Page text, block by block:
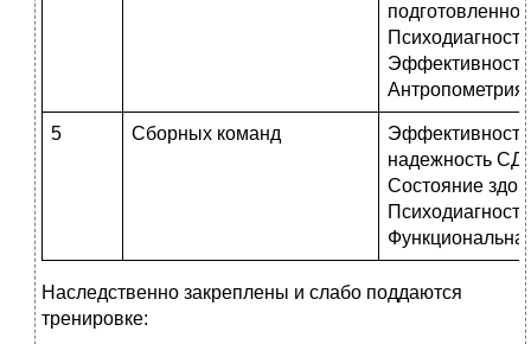
Антропометрия
5 Сборных команд
надежность СД
Состояние
Наследственно закреплены и слабо поддаются
тренировке: